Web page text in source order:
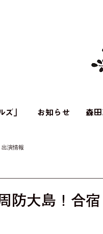
」 お知らせ 森
出演情報
防大島！合宿